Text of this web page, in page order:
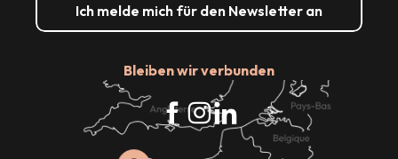
Ich melde mich für den Newsletter an
Bleiben wir verbunden